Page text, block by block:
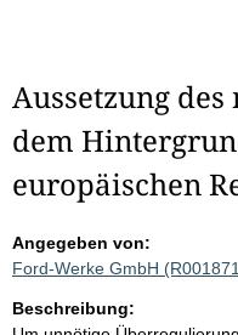
Aussetzung
dem
europäischen
Angegeben von:
Ford-Werke GmbH
Beschreibung: